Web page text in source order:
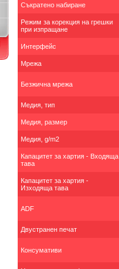
Съкратено набиране
Режим за корекция на грешки
при изпращане
Интерфейс
Мрежа
Безжична мрежа
Медия, тип
Медия, размер
Медия, g/m2
Капацитет за хартия - Входяща
тава
Капацитет за хартия -
Изходяща тава
ADF
Двустранен печат
Консумативи